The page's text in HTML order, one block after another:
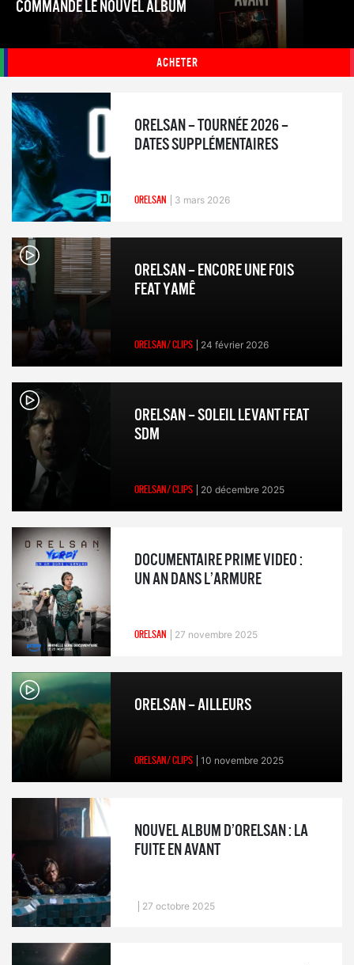
COMMANDE LE NOUVEL ALBUM
ACHETER
ORELSAN – TOURNÉE 2026 –
DATES SUPPLÉMENTAIRES
ORELSAN 3 mars 2026
ORELSAN – ENCORE UNE FOIS
FEAT YAMÊ
ORELSAN/ CLIPS 24 février 2026
ORELSAN – SOLEIL LEVANT FEAT
SDM
ORELSAN/ CLIPS 20 décembre 2025
DOCUMENTAIRE PRIME VIDEO :
UN AN DANS L’ARMURE
ORELSAN 27 novembre 2025
ORELSAN – AILLEURS
ORELSAN/ CLIPS 10 novembre 2025
NOUVEL ALBUM D’ORELSAN : LA
FUITE EN AVANT
27 octobre 2025